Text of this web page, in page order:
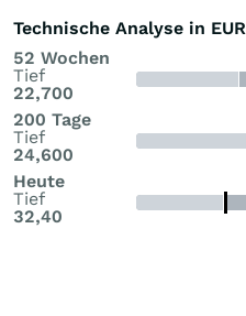
Technische Analyse in
52 Wochen
Tief
22,700
200 Tage
Tief
24,600
Heute
Tief
32,40